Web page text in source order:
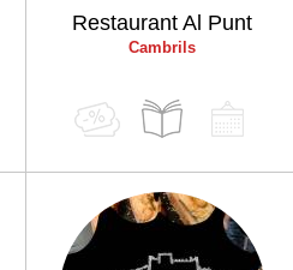
Restaurant Al Punt
Cambrils